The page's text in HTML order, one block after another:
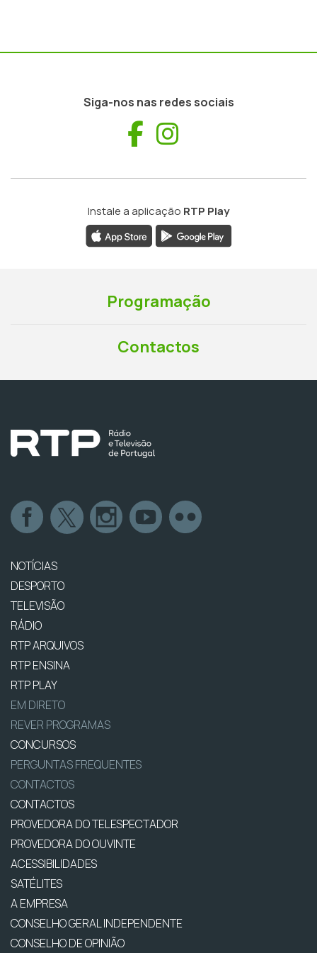
Siga-nos nas redes sociais
Facebook
Instale a aplicação RTP Play
Programação
Contactos
NOTÍCIAS
DESPORTO
TELEVISÃO
RÁDIO
RTP ARQUIVOS
RTP ENSINA
RTP PLAY
EM DIRETO
REVER PROGRAMAS
CONCURSOS
PERGUNTAS FREQUENTES
CONTACTOS
CONTACTOS
PROVEDORA DO TELESPECTADOR
PROVEDORA DO OUVINTE
ACESSIBILIDADES
SATÉLITES
A EMPRESA
CONSELHO GERAL INDEPENDENTE
CONSELHO DE OPINIÃO